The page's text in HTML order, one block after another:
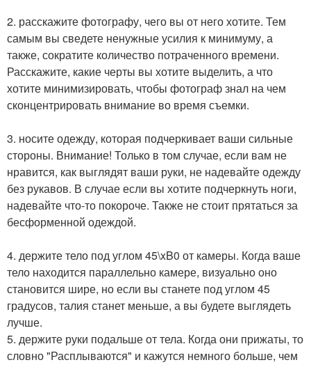
2. расскажите фотографу, чего вы от него хотите. Тем
самым вы сведете ненужные усилия к минимуму, а
также, сократите количество потраченного времени.
Расскажите, какие черты вы хотите выделить, а что
хотите минимизировать, чтобы фотограф знал на чем
сконцентрировать внимание во время съемки.
3. носите одежду, которая подчеркивает ваши сильные
стороны. Внимание! Только в том случае, если вам не
нравится, как выглядят ваши руки, не надевайте одежду
без рукавов. В случае если вы хотите подчеркнуть ноги,
надевайте что-то покороче. Также не стоит прятаться за
бесформенной одеждой.
4. держите тело под углом 45\xB0 от камеры. Когда ваше
тело находится параллельно камере, визуально оно
становится шире, но если вы станете под углом 45
градусов, талия станет меньше, а вы будете выглядеть
лучше.
5. держите руки подальше от тела. Когда они прижаты, то
словно "Расплываются" и кажутся немного больше, чем